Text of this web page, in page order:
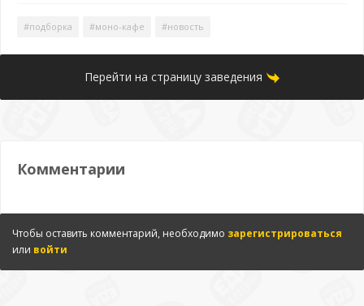
#подборка #моно-кафе #новость
Перейти на страницу заведения
Комментарии
Чтобы оставить комментарий, необходимо зарегистрироваться
или войти